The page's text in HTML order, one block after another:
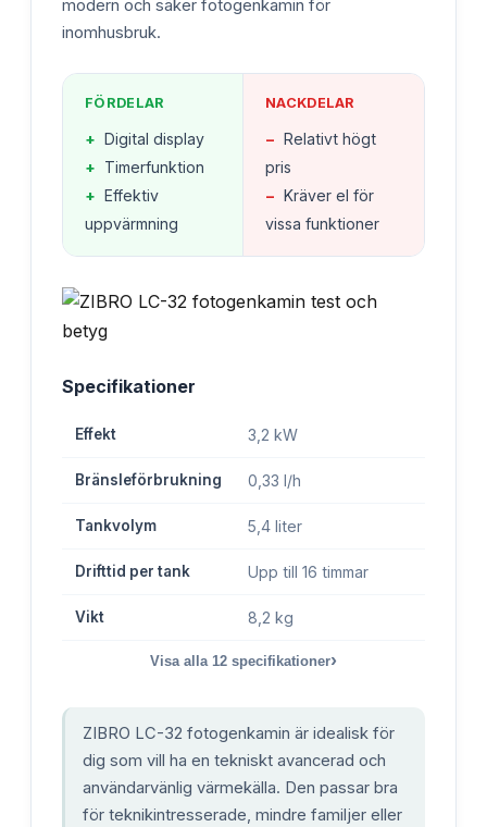
modern och säker fotogenkamin för
inomhusbruk.
FÖRDELAR
+ Digital display
+ Timerfunktion
+ Effektiv
uppvärmning
NACKDELAR
− Relativt högt
pris
− Kräver el för
vissa funktioner
Specifikationer
Effekt 3,2 kW
Bränsleförbrukning 0,33 l/h
Tankvolym 5,4 liter
Drifttid per tank Upp till 16 timmar
Vikt 8,2 kg
Visa alla 12 specifikationer›
ZIBRO LC-32 fotogenkamin är idealisk för
dig som vill ha en tekniskt avancerad och
användarvänlig värmekälla. Den passar bra
för teknikintresserade, mindre familjer eller